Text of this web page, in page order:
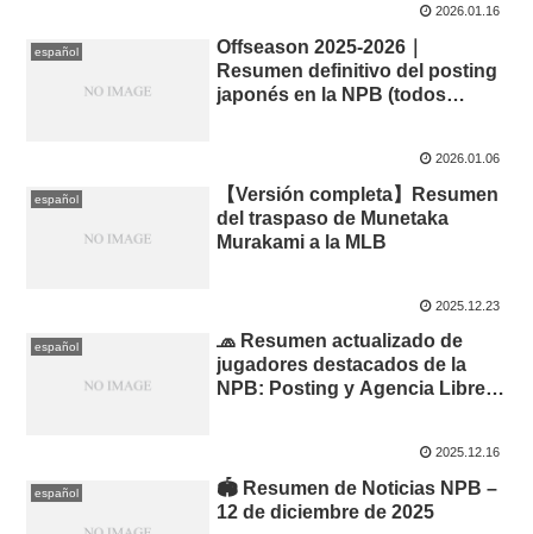
2026.01.16
español
Offseason 2025-2026｜
Resumen definitivo del posting
japonés en la NPB (todos
2026.01.06
español
【Versión completa】Resumen
del traspaso de Munetaka
Murakami a la MLB
2025.12.23
español
🧢 Resumen actualizado de
jugadores destacados de la
NPB: Posting y Agencia Libre
2025.12.16
español
🏟️ Resumen de Noticias NPB –
12 de diciembre de 2025